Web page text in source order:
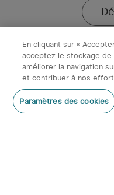
Stock épuisé
Olight
fil
39,95€
Début dans: 2 (Jours)19:57 :
En cliquant sur «
acceptez le stockage
améliorer la navigation
et contribuer à nos
Paramètres des cookies